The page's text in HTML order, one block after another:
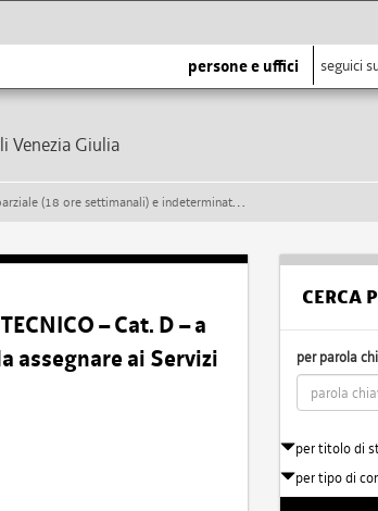
persone e uffici seguici
Venezia Giulia
– da assegnare ai servizi tecnici del comune di taipana
– Cat. D – a
assegnare ai Servizi
CERCA
per parola
per titolo di
per tipo di